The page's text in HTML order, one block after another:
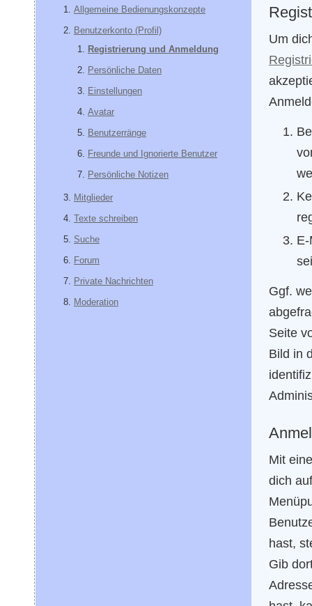
Allgemeine Bedienungskonzepte
Benutzerkonto (Profil)
Registrierung und Anmeldung
Persönliche Daten
Einstellungen
Avatar
Benutzerränge
Freunde und Ignorierte Benutzer
Persönliche Notizen
Mitglieder
Texte schreiben
Suche
Forum
Private Nachrichten
Moderation
Um
Ggf.
Seite
Bild in
Mit
dich
hast,
Gib